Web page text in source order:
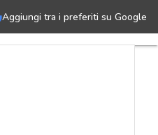
Aggiungi tra i preferiti su Google
minaccia anche per la